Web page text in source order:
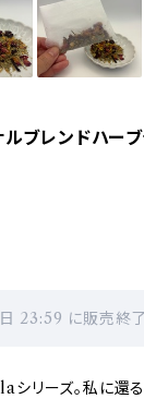
ブレンドハー
23:59 に販売終
リーズ。私に還る